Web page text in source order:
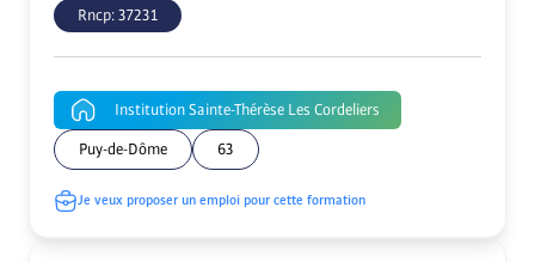
Rncp: 37231
Institution Sainte-Thérèse Les Cordeliers
Puy-de-Dôme 63
Je veux proposer un emploi pour cette formation